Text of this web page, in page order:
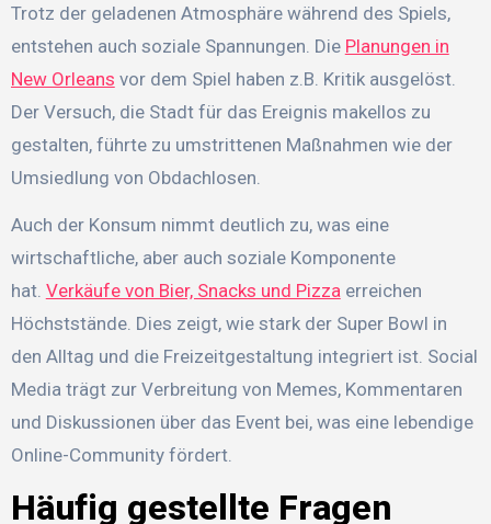
Trotz der geladenen Atmosphäre während des Spiels,
entstehen auch soziale Spannungen. Die Planungen in
New Orleans vor dem Spiel haben z.B. Kritik ausgelöst.
Der Versuch, die Stadt für das Ereignis makellos zu
gestalten, führte zu umstrittenen Maßnahmen wie der
Umsiedlung von Obdachlosen.
Auch der Konsum nimmt deutlich zu, was eine
wirtschaftliche, aber auch soziale Komponente
hat. Verkäufe von Bier, Snacks und Pizza erreichen
Höchststände. Dies zeigt, wie stark der Super Bowl in
den Alltag und die Freizeitgestaltung integriert ist. Social
Media trägt zur Verbreitung von Memes, Kommentaren
und Diskussionen über das Event bei, was eine lebendige
Online-Community fördert.
Häufig gestellte Fragen